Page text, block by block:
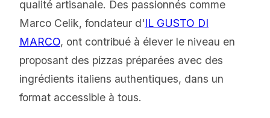
qualité artisanale. Des passionnés comme
Marco Celik, fondateur d'IL GUSTO DI
MARCO, ont contribué à élever le niveau en
proposant des pizzas préparées avec des
ingrédients italiens authentiques, dans un
format accessible à tous.